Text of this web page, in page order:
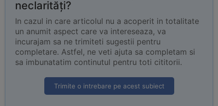
neclarități?
In cazul in care articolul nu a acoperit in totalitate
un anumit aspect care va intereseaza, va
incurajam sa ne trimiteti sugestii pentru
completare. Astfel, ne veti ajuta sa completam si
sa imbunatatim continutul pentru toti cititorii.
Trimite o intrebare pe acest subiect